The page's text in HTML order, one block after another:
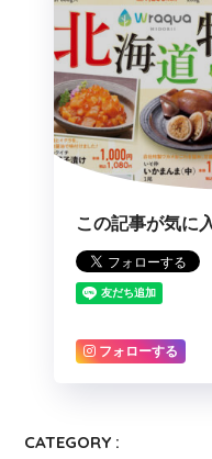
この記事が気に
フォローする
CATEGORY :